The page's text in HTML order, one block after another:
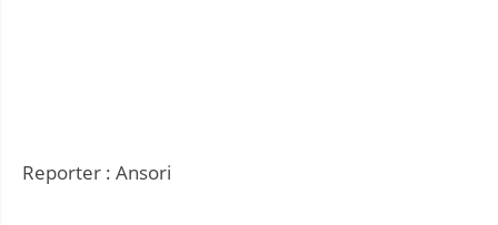
Reporter : Ansori